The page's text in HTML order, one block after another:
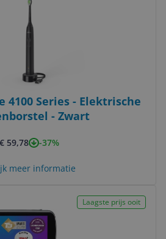
4100 Series - Elektrische
- Zwart
€ 59,78 -37%
meer informatie
Laagste prijs ooit